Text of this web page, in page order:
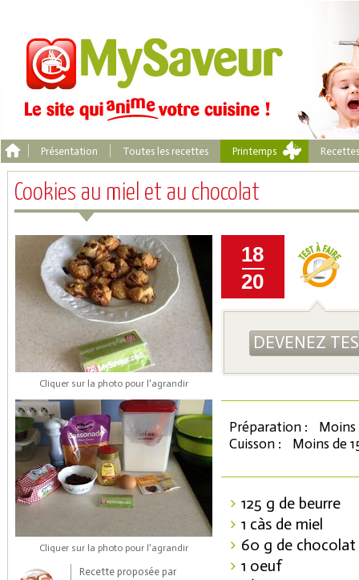
Présentation Toutes les recettes Printemps
Cookies au miel et au chocolat
Cliquer sur la photo pour l'agrandir
Cliquer sur la photo pour l'agrandir
Recette proposée par
18
20
DEVENEZ
Préparation :
Moins
Cuisson :
Moins de
125 g de beurre
1 càs de miel
60 g de
1 oeuf
Coupons de réduction